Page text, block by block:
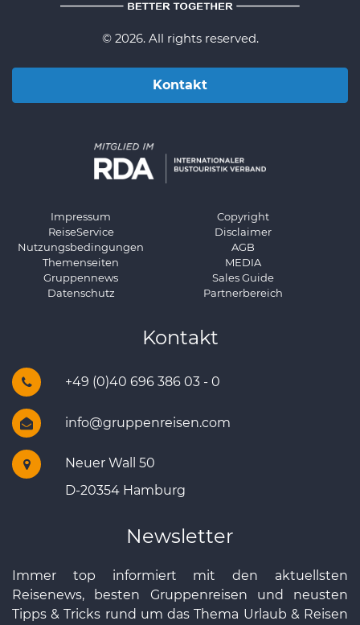
© 2026. All rights reserved.
Kontakt
Impressum
ReiseService
Nutzungsbedingungen
Themenseiten
Gruppennews
Datenschutz
Copyright
Disclaimer
AGB
MEDIA
Sales Guide
Partnerbereich
Kontakt
+49 (0)40 696 386 03 - 0
info@gruppenreisen.com
Neuer Wall 50
D-20354 Hamburg
Newsletter
Immer top informiert mit den aktuellsten
Reisenews, besten Gruppenreisen und neusten
Tipps & Tricks rund um das Thema Urlaub & Reisen